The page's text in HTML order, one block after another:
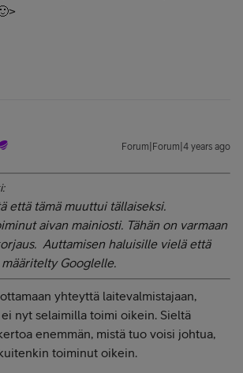
Forum|Forum|4 years ago
että tämä muuttui tällaiseksi.
aivan mainiosti. Tähän on varmaan
Auttamisen haluisille vielä että
Googlelle.
yhteyttä laitevalmistajaan,
nyt selaimilla toimi oikein. Sieltä
enemmän, mistä tuo voisi johtua,
toiminut oikein.